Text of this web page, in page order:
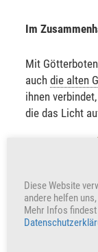
Im
Mit
auchdie alten
ihnen
die das Licht
Unterstütze
Diese Website
andere helfen
Mehr Infos